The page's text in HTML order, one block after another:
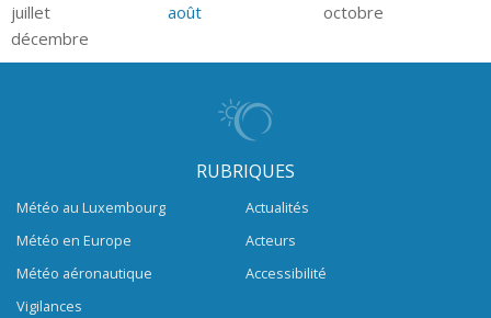
juillet
août
octobre
décembre
RUBRIQUES
Météo au Luxembourg
Météo en Europe
Météo aéronautique
Vigilances
Actualités
Acteurs
Accessibilité